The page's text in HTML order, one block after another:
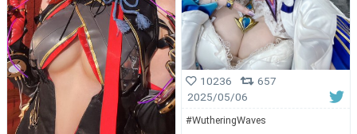
10236
657
2025/05/06
#WutheringWaves